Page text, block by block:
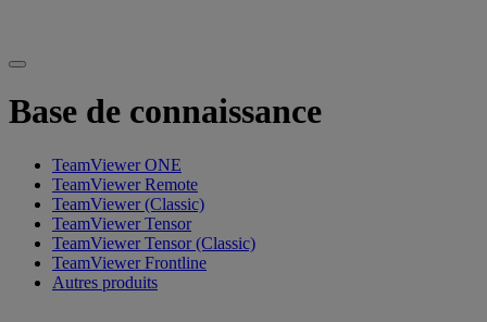
Base de connaissance
TeamViewer ONE
TeamViewer Remote
TeamViewer (Classic)
TeamViewer Tensor
TeamViewer Tensor (Classic)
TeamViewer Frontline
Autres produits